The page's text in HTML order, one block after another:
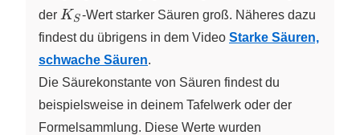
der K_S
KS-Wert starker Säuren groß. Näheres dazu
findest du übrigens in dem Video Starke Säuren,
schwache Säuren.
Die Säurekonstante von Säuren findest du
beispielsweise in deinem Tafelwerk oder der
Formelsammlung. Diese Werte wurden